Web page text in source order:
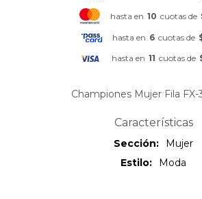
hasta en 10 cuotas de
hasta en 6 cuotas de
hasta en 11 cuotas de
Championes Mujer Fila FX-
Características
Sección
Mujer
Estilo
Moda